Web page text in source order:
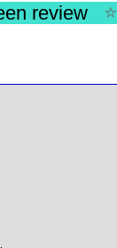
review ⭐